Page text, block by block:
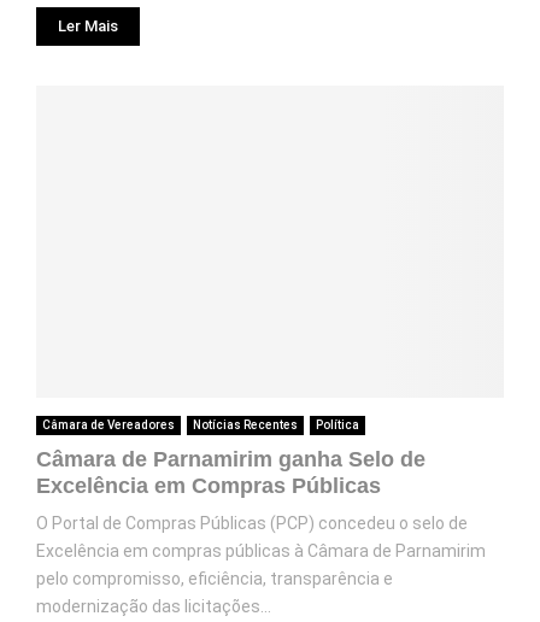
Ler Mais
Câmara de Vereadores Notícias Recentes Política
Câmara de Parnamirim ganha Selo de
Excelência em Compras Públicas
O Portal de Compras Públicas (PCP) concedeu o selo de
Excelência em compras públicas à Câmara de Parnamirim
pelo compromisso, eficiência, transparência e
modernização das licitações...